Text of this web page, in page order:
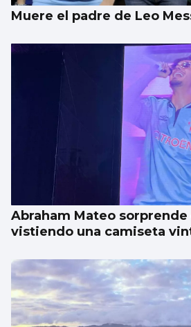
Muere el padre de Leo
Abraham Mateo sorprende
vistiendo una camiseta